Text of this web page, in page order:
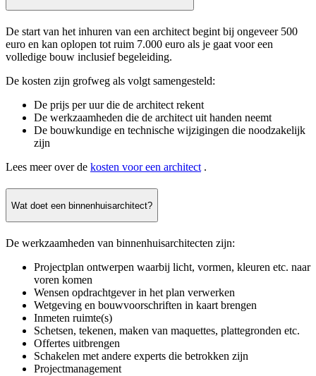
De start van het inhuren van een architect begint bij ongeveer 500
euro en kan oplopen tot ruim 7.000 euro als je gaat voor een
volledige bouw inclusief begeleiding.
De kosten zijn grofweg als volgt samengesteld:
De prijs per uur die de architect rekent
De werkzaamheden die de architect uit handen neemt
De bouwkundige en technische wijzigingen die noodzakelijk
zijn
Lees meer over de kosten voor een architect .
Wat doet een binnenhuisarchitect?
De werkzaamheden van binnenhuisarchitecten zijn:
Projectplan ontwerpen waarbij licht, vormen, kleuren etc. naar
voren komen
Wensen opdrachtgever in het plan verwerken
Wetgeving en bouwvoorschriften in kaart brengen
Inmeten ruimte(s)
Schetsen, tekenen, maken van maquettes, plattegronden etc.
Offertes uitbrengen
Schakelen met andere experts die betrokken zijn
Projectmanagement